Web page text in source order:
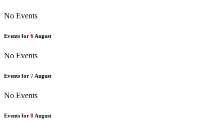
No Events
Events for 6 August
No Events
Events for 7 August
No Events
Events for 8 August